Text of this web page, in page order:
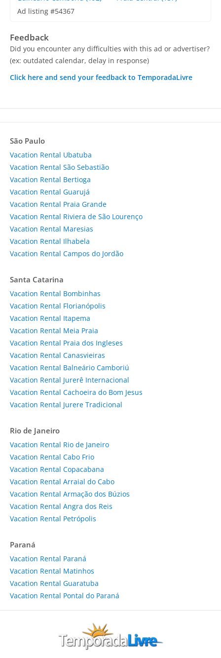
Ad listing #54367
Feedback
Did you encounter any difficulties with this ad or advertiser?
(ex: outdated calendar, delay in response)
Click here and send your feedback to TemporadaLivre
São Paulo
Vacation Rental Ubatuba
Vacation Rental São Sebastião
Vacation Rental Bertioga
Vacation Rental Guarujá
Vacation Rental Praia Grande
Vacation Rental Riviera de São Lourenço
Vacation Rental Maresias
Vacation Rental Ilhabela
Vacation Rental Campos do Jordão
Santa Catarina
Vacation Rental Bombinhas
Vacation Rental Florianópolis
Vacation Rental Itapema
Vacation Rental Meia Praia
Vacation Rental Praia dos Ingleses
Vacation Rental Canasvieiras
Vacation Rental Balneário Camboriú
Vacation Rental Jurerê Internacional
Vacation Rental Cachoeira do Bom Jesus
Vacation Rental Jurere Tradicional
Rio de Janeiro
Vacation Rental Rio de Janeiro
Vacation Rental Cabo Frio
Vacation Rental Copacabana
Vacation Rental Arraial do Cabo
Vacation Rental Armação dos Búzios
Vacation Rental Angra dos Reis
Vacation Rental Petrópolis
Paraná
Vacation Rental Paraná
Vacation Rental Matinhos
Vacation Rental Guaratuba
Vacation Rental Pontal do Paraná